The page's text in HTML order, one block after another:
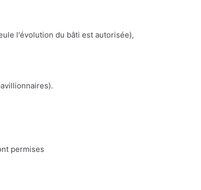
l'évolution du bâti est autorisée),
permises